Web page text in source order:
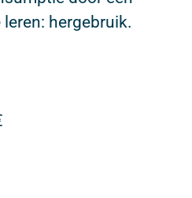
hergebruik.